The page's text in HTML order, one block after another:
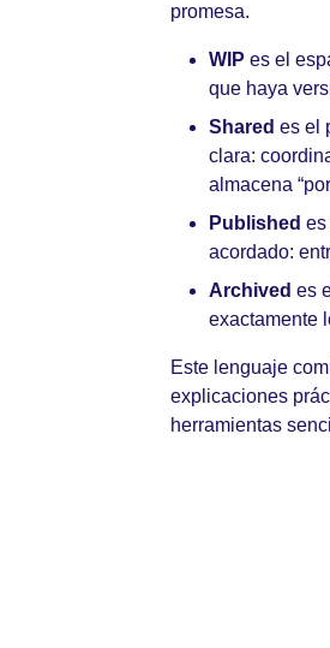
promesa.
WIP es el
que haya
Shared es el
clara:
almacena
Published es
acordado:
Archived es
exactamente
Este lenguaje
explicaciones
herramientas